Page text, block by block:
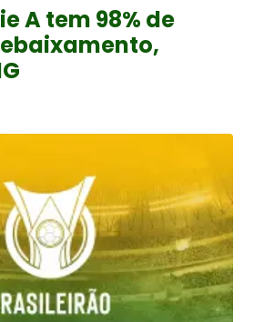
A tem 98% de